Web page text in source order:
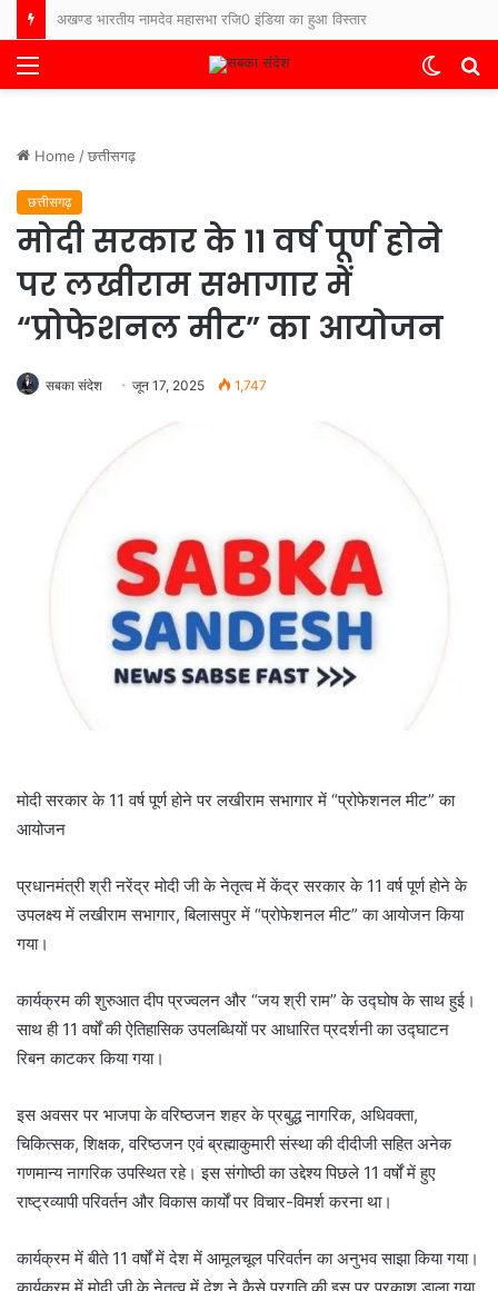
Menu
Switch
Home /छत्तीसगढ़
छत्तीसगढ़
मोदी सरकार के 11 वर्ष पूर्ण होने
पर लखीराम सभागार में
“प्रोफेशनल मीट” का आयोजन
सबका संदेश जून 17, 2025 1,747
मोदी सरकार के 11 वर्ष पूर्ण होने पर लखीराम सभागार में “प्रोफेशनल मीट” का
आयोजन
प्रधानमंत्री श्री नरेंद्र मोदी जी के नेतृत्व में केंद्र सरकार के 11 वर्ष पूर्ण होने के
उपलक्ष्य में लखीराम सभागार, बिलासपुर में “प्रोफेशनल मीट” का आयोजन किया
गया।
कार्यक्रम की शुरुआत दीप प्रज्वलन और “जय श्री राम” के उद्घोष के साथ हुई।
साथ ही 11 वर्षों की ऐतिहासिक उपलब्धियों पर आधारित प्रदर्शनी का उद्घाटन
रिबन काटकर किया गया।
इस अवसर पर भाजपा के वरिष्ठजन शहर के प्रबुद्ध नागरिक, अधिवक्ता,
चिकित्सक, शिक्षक, वरिष्ठजन एवं ब्रह्माकुमारी संस्था की दीदीजी सहित अनेक
गणमान्य नागरिक उपस्थित रहे। इस संगोष्ठी का उद्देश्य पिछले 11 वर्षों में हुए
राष्ट्रव्यापी परिवर्तन और विकास कार्यों पर विचार-विमर्श करना था।
कार्यक्रम में बीते 11 वर्षों में देश में आमूलचूल परिवर्तन का अनुभव साझा किया गया।